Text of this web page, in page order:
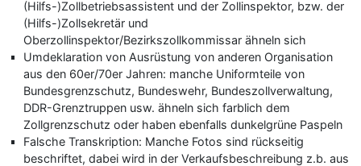
(Hilfs-)Zollbetriebsassistent und der Zollinspektor, bzw. der
(Hilfs-)Zollsekretär und
Oberzollinspektor/Bezirkszollkommissar ähneln sich
Umdeklaration von Ausrüstung von anderen Organisation
aus den 60er/70er Jahren: manche Uniformteile von
Bundesgrenzschutz, Bundeswehr, Bundeszollverwaltung,
DDR-Grenztruppen usw. ähneln sich farblich dem
Zollgrenzschutz oder haben ebenfalls dunkelgrüne Paspeln
Falsche Transkription: Manche Fotos sind rückseitig
beschriftet, dabei wird in der Verkaufsbeschreibung z.b. aus